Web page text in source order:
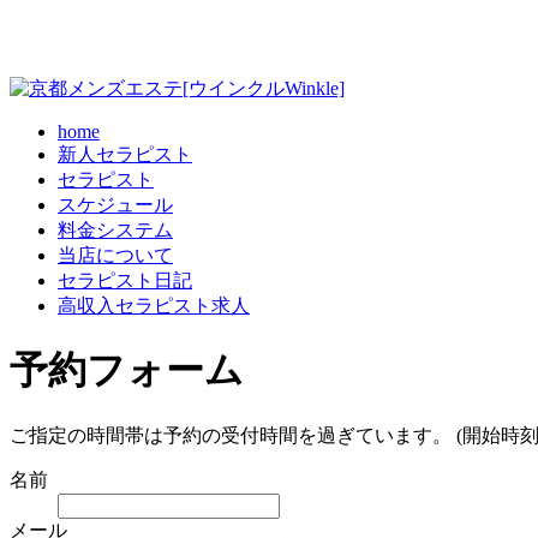
home
新人セラピスト
セラピスト
スケジュール
料金システム
当店について
セラピスト日記
高収入セラピスト求人
予約フォーム
ご指定の時間帯は予約の受付時間を過ぎています。 (開始時
名前
メール